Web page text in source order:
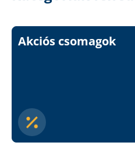
Akciós csomagok